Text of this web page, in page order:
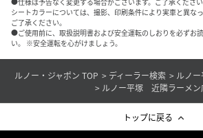
シートカラーについては、撮影、印刷条件により実車と異な
ご了承ください。
●ご使用前に、取扱説明書および安全運転のしおりを必ずお
い。 ※安全運転を心がけましょう。
ルノー・ジャポン TOP ディーラー検索 ルノ
ルノー平塚 近隣ラーメン
トップに戻る